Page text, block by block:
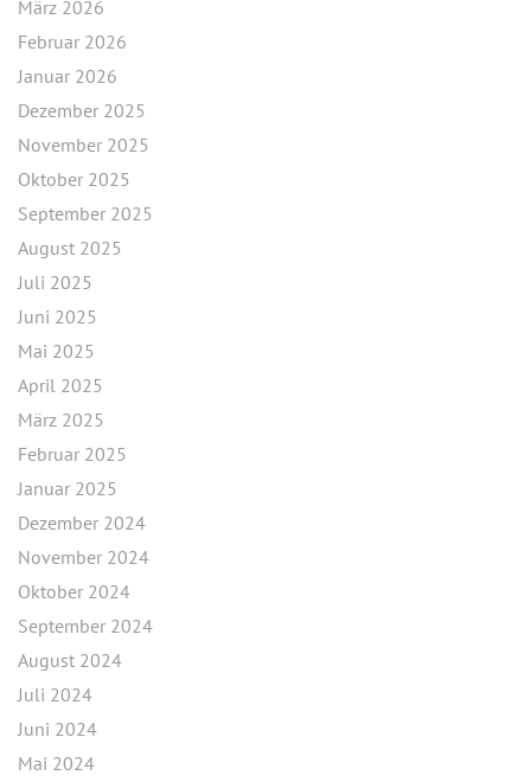
März 2026
Februar 2026
Januar 2026
Dezember 2025
November 2025
Oktober 2025
September 2025
August 2025
Juli 2025
Juni 2025
Mai 2025
April 2025
März 2025
Februar 2025
Januar 2025
Dezember 2024
November 2024
Oktober 2024
September 2024
August 2024
Juli 2024
Juni 2024
Mai 2024